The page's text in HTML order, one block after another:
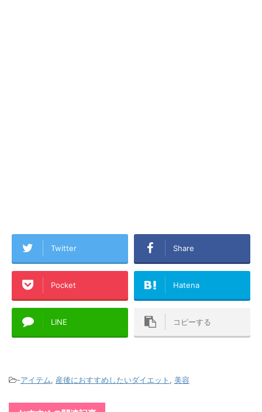
Twitter Share
Pocket Hatena
LINE コピーする
-アイテム, 産後におすすめしたいダイエット , 美容